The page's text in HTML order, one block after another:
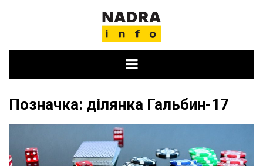
Позначка: ділянка Гальбин-17